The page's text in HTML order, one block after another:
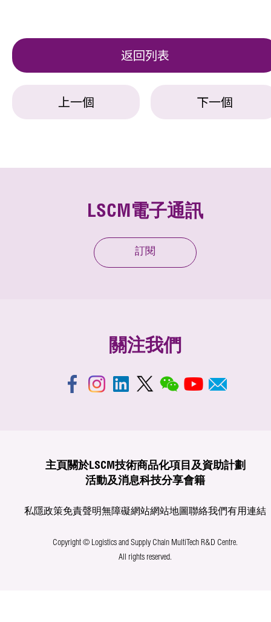
返回列表
上一個 下一個
LSCM電子通訊
訂閱
關注我們
主頁 關於LSCM技術商品化項目及資助計劃
活動及消息科技分享會籍
私隱政策免責聲明無障礙網站網站地圖聯絡我們有用連結
Copyright © Logistics and Supply Chain MultiTech R&D Centre.
All rights reserved.